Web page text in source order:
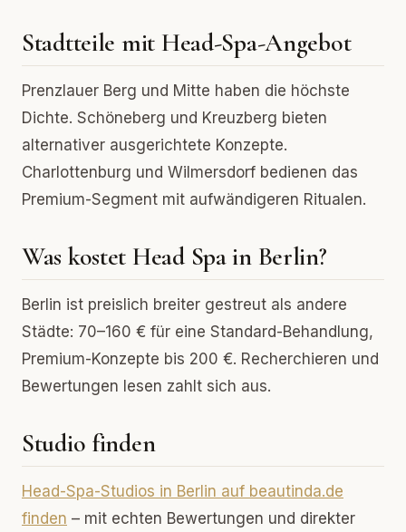
Stadtteile mit Head-Spa-Angebot
Prenzlauer Berg und Mitte haben die höchste
Dichte. Schöneberg und Kreuzberg bieten
alternativer ausgerichtete Konzepte.
Charlottenburg und Wilmersdorf bedienen das
Premium-Segment mit aufwändigeren Ritualen.
Was kostet Head Spa in Berlin?
Berlin ist preislich breiter gestreut als andere
Städte: 70–160 € für eine Standard-Behandlung,
Premium-Konzepte bis 200 €. Recherchieren und
Bewertungen lesen zahlt sich aus.
Studio finden
Head-Spa-Studios in Berlin auf beautinda.de
finden – mit echten Bewertungen und direkter